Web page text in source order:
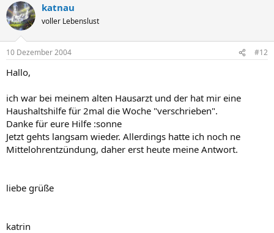
katnau
voller Lebenslust
10 Dezember 2004 #12
Hallo,
ich war bei meinem alten Hausarzt und der hat mir eine
Haushaltshilfe für 2mal die Woche "verschrieben".
Danke für eure Hilfe :sonne
Jetzt gehts langsam wieder. Allerdings hatte ich noch ne
Mittelohrentzündung, daher erst heute meine Antwort.
liebe grüße
katrin